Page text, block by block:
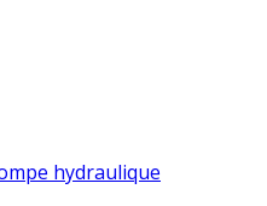
hydraulique